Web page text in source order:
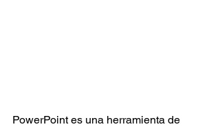
PowerPoint es una herramienta de